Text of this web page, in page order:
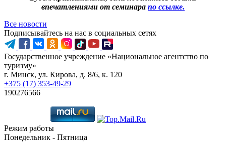
впечатлениями от семинара по ссылке.
Все новости
Подписывайтесь на нас в социальных сетях
Государственное учреждение «Национальное агентство по
туризму»
г. Минск, ул. Кирова, д. 8/6, к. 120
+375 (17) 353-49-29
190276566
Режим работы
Понедельник - Пятница